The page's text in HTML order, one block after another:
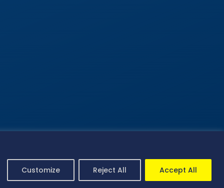
Customize Reject All Accept All